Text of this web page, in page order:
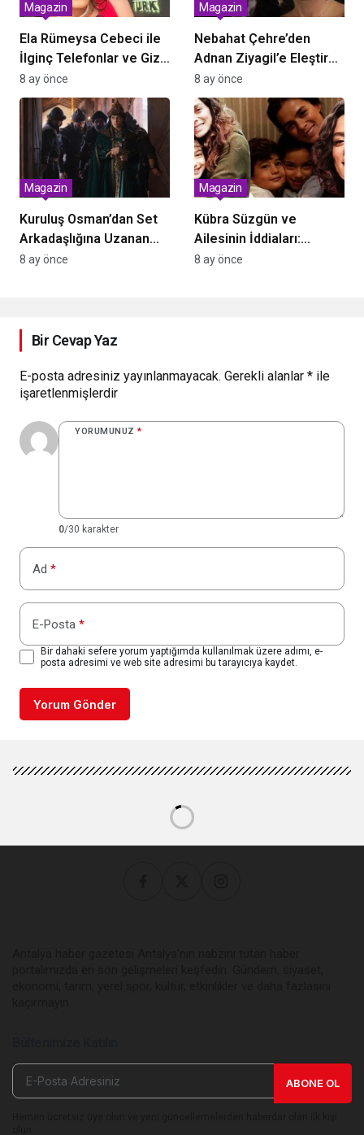
Ela Rümeysa Cebeci ile
İlginç Telefonlar ve Gizli
Arşiv İddiaları Sarsıyor
Magazin
8 ay önce
Nebahat Çehre’den
Adnan Ziyagil’e Eleştirel
Vurguyla Aşkın Aile
Dengesi: “Genç Kadınla
Evleniyorsun, Evde
Yakışıklı Yeğen Var”
Magazin
8 ay önce
Kuruluş Osman’dan Set
Arkadaşlığına Uzanan
Sıradışı Aşk: Deniz Barut
Magazin
8 ay önce
Kübra Süzgün ve
Ailesinin İddiaları:
Dolandırıcılık ve Suç
Magazin
8 ay önce
Bir Cevap Yaz
E-posta adresiniz yayınlanmayacak. Gerekli alanlar * ile
işaretlenmişlerdir
YORUMUNUZ *
0/30 karakter
Ad *
E-Posta *
Bir dahaki sefere yorum yaptığımda kullanılmak üzere adımı, e-
posta adresimi ve web site adresimi bu tarayıcıya kaydet.
Yorum Gönder
ABONE OL